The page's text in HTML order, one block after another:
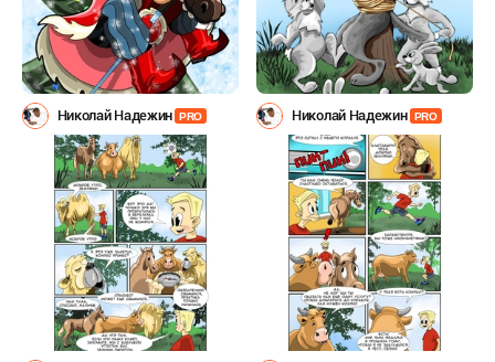
Николай Надежин PRO Николай Надежин PRO